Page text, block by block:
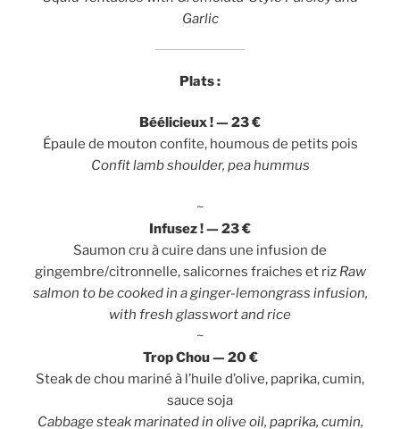
Garlic
Plats :
Béélicieux ! — 23 €
Épaule de mouton confite, houmous de petits pois
Confit lamb shoulder, pea hummus
~
Infusez ! — 23 €
Saumon cru à cuire dans une infusion de
gingembre/citronnelle, salicornes fraiches et riz Raw
salmon to be cooked in a ginger-lemongrass infusion,
with fresh glasswort and rice
~
Trop Chou — 20 €
Steak de chou mariné à l’huile d’olive, paprika, cumin,
sauce soja
Cabbage steak marinated in olive oil, paprika, cumin,